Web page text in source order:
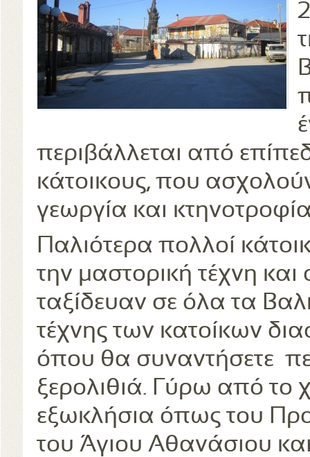
περιβάλλεται από
κάτοικους, που
γεωργία και
Παλιότερα πολλοί
την μαστορική τέχνη
ταξίδευαν σε όλα τα
τέχνης των κατοίκων
όπου θα συναντήσετε
ξερολιθιά. Γύρω από το
εξωκλήσια όπως του
του Άγιου Αθανάσιου